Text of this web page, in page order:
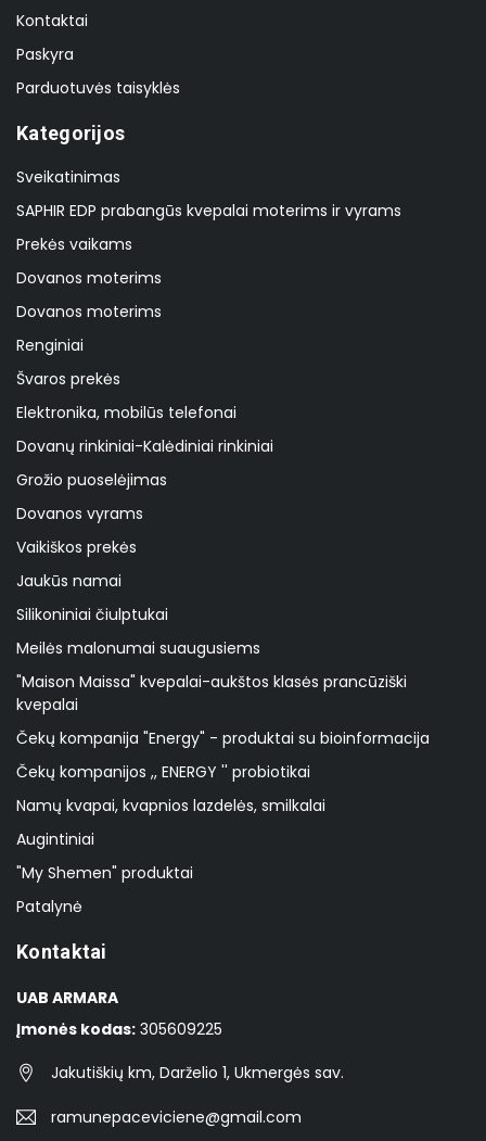
Kontaktai
Paskyra
Parduotuvės taisyklės
Kategorijos
Sveikatinimas
SAPHIR EDP prabangūs kvepalai moterims ir vyrams
Prekės vaikams
Dovanos moterims
Dovanos moterims
Renginiai
Švaros prekės
Elektronika, mobilūs telefonai
Dovanų rinkiniai-Kalėdiniai rinkiniai
Grožio puoselėjimas
Dovanos vyrams
Vaikiškos prekės
Jaukūs namai
Silikoniniai čiulptukai
Meilės malonumai suaugusiems
"Maison Maissa" kvepalai-aukštos klasės prancūziški
kvepalai
Čekų kompanija "Energy" - produktai su bioinformacija
Čekų kompanijos ,, ENERGY '' probiotikai
Namų kvapai, kvapnios lazdelės, smilkalai
Augintiniai
"My Shemen" produktai
Patalynė
Kontaktai
UAB ARMARA
Įmonės kodas: 305609225
Jakutiškių km, Darželio 1, Ukmergės sav.
ramunepaceviciene@gmail.com